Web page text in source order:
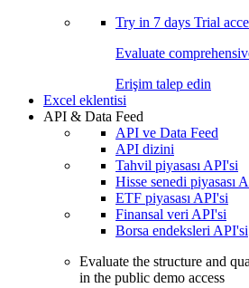
Try in 7 days Trial
Evaluate
Erişim talep edin
Excel eklentisi
API & Data Feed
API ve Data Feed
API dizini
Tahvil piyasası API'si
Hisse senedi piyasası
ETF piyasası API'si
Finansal veri API'si
Borsa endeksleri API'si
Evaluate the structure and
in the public demo access